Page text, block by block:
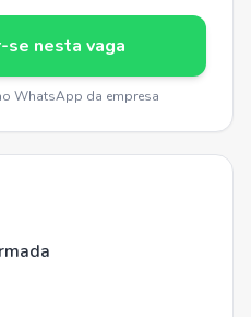
se nesta vaga
WhatsApp da empresa